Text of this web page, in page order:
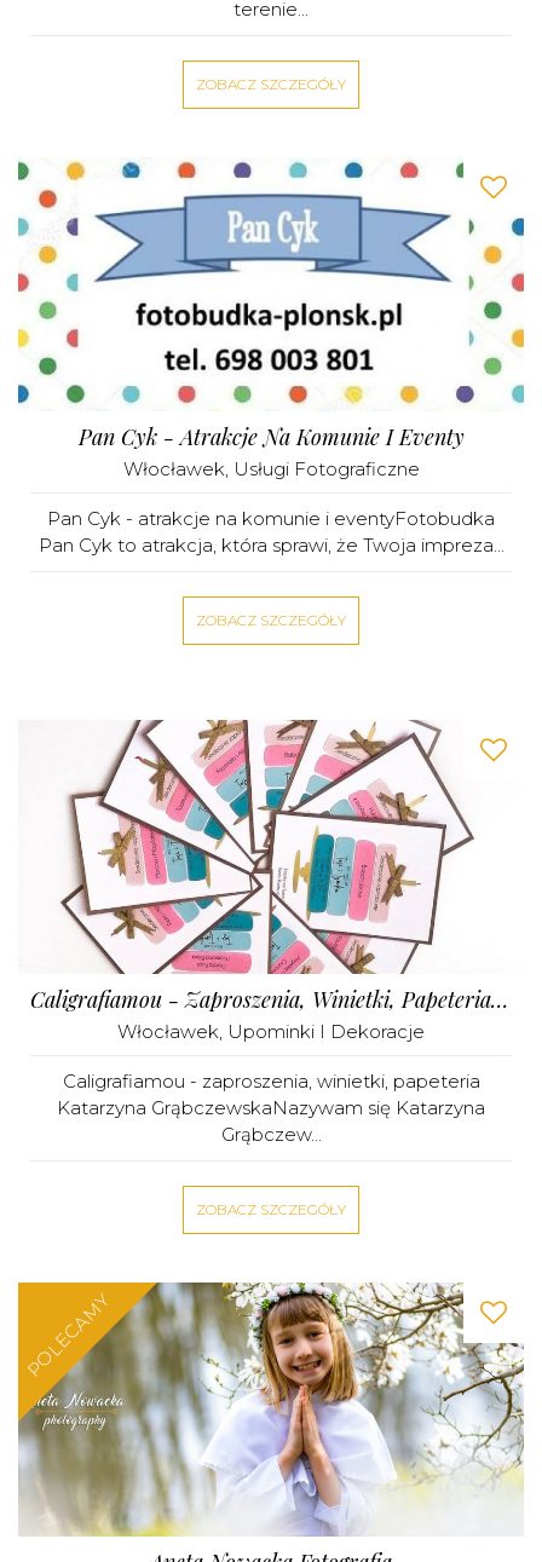
terenie...
ZOBACZ SZCZEGÓŁY
Pan Cyk - Atrakcje Na Komunie I Eventy
Włocławek, Usługi Fotograficzne
Pan Cyk - atrakcje na komunie i eventyFotobudka
Pan Cyk to atrakcja, która sprawi, że Twoja impreza...
ZOBACZ SZCZEGÓŁY
Caligrafiamou - Zaproszenia, Winietki, Papeteria Katarzyna Grąbczewska
Włocławek, Upominki I Dekoracje
Caligrafiamou - zaproszenia, winietki, papeteria
Katarzyna GrąbczewskaNazywam się Katarzyna
Grąbczew...
ZOBACZ SZCZEGÓŁY
POLECAMY